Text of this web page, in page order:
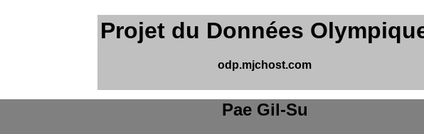
Projet du Données
odp.mjchost.com
Pae Gil-Su